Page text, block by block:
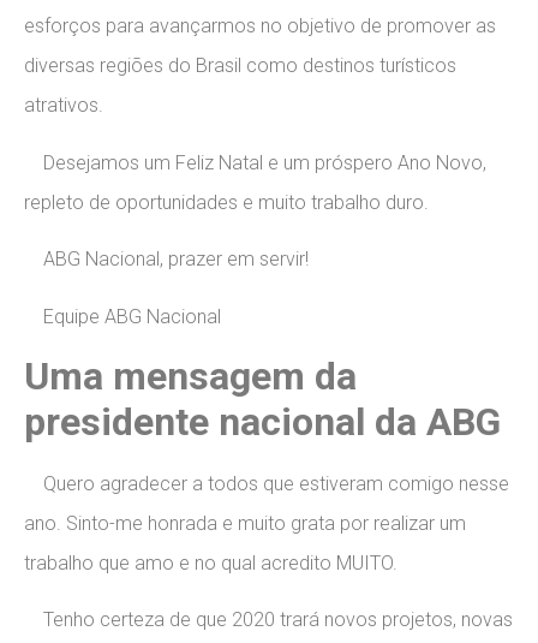
esforços para avançarmos no objetivo de promover as
diversas regiões do Brasil como destinos turísticos
atrativos.
Desejamos um Feliz Natal e um próspero Ano Novo,
repleto de oportunidades e muito trabalho duro.
ABG Nacional, prazer em servir!
Equipe ABG Nacional
Uma mensagem da
presidente nacional da ABG
Quero agradecer a todos que estiveram comigo nesse
ano. Sinto-me honrada e muito grata por realizar um
trabalho que amo e no qual acredito MUITO.
Tenho certeza de que 2020 trará novos projetos, novas